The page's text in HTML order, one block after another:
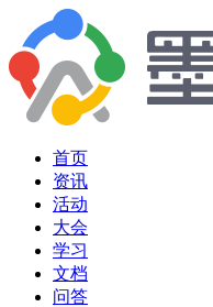
首页
资讯
活动
大会
学习
文档
问答